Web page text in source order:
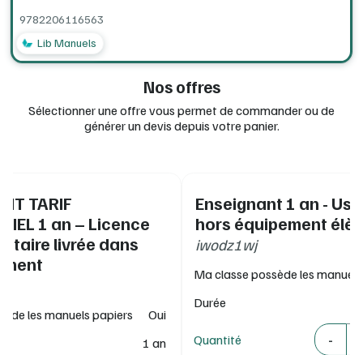
> Vous souhaitez en savoir plus sur Lib Manuels ? Rendez-
vous sur :https://www.editions-delagrave.fr/catalogue/lib-
ma...
9782206116563
Lib Manuels
Nos offres
Sélectionner une offre vous permet de commander ou de
générer un devis depuis votre panier.
TARIF
1 an – Licence
livrée dans
les manuels papiers
Oui
1 an
Enseignant 1 an -
hors équipement
iwodz1wj
Ma classe possède les
Durée
Quantité -
Quantité